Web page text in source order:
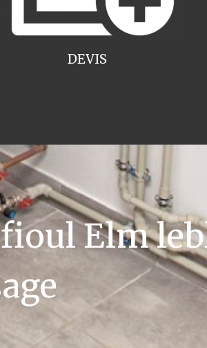
DEVIS
Elm